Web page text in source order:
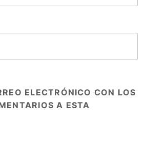
ELECTRÓNICO CON LOS
A ESTA